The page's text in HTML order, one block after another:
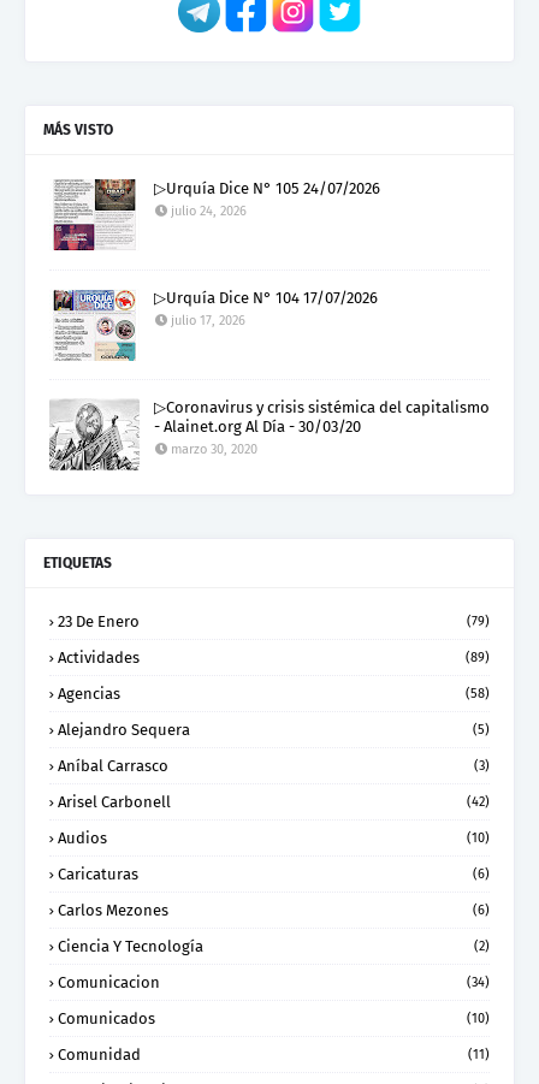
MÁS VISTO
▷Urquía Dice N° 105 24/07/2026
julio 24, 2026
▷Urquía Dice N° 104 17/07/2026
julio 17, 2026
▷Coronavirus y crisis sistémica del capitalismo
- Alainet.org Al Día - 30/03/20
marzo 30, 2020
ETIQUETAS
23 De Enero (79)
Actividades (89)
Agencias (58)
Alejandro Sequera (5)
Aníbal Carrasco (3)
Arisel Carbonell (42)
Audios (10)
Caricaturas (6)
Carlos Mezones (6)
Ciencia Y Tecnología (2)
Comunicacion (34)
Comunicados (10)
Comunidad (11)